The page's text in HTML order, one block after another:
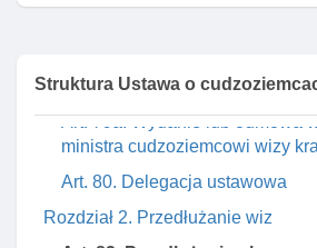
Struktura Ustawa o
Art. 79. BłąD w naklejce
Art. 79a. Wydanie lub odmowa
ministra cudzoziemcowi wizy
Art. 80. Delegacja ustawowa
Rozdział 2. Przedłużanie wiz